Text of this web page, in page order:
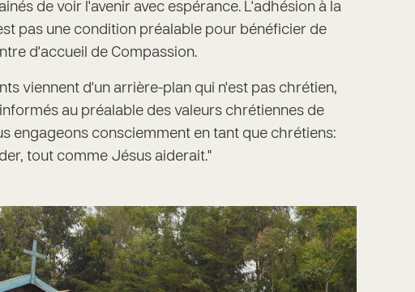
de voir l'avenir avec espérance. L'adhésion à la
pas une condition préalable pour bénéficier de
d'accueil de Compassion.
viennent d'un arrière-plan qui n'est pas chrétien,
au préalable des valeurs chrétiennes de
engageons consciemment en tant que chrétiens:
tout comme Jésus aiderait."